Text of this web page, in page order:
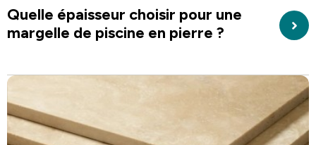
Quelle épaisseur choisir pour une
margelle de piscine en pierre ?